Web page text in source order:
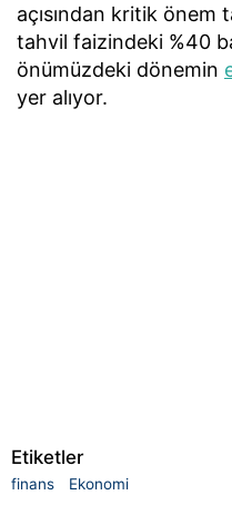
açısından kritik önem
tahvil faizindeki %40
önümüzdeki dönemin
yer alıyor.
Etiketler
finans Ekonomi